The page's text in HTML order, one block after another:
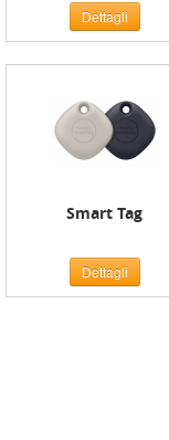
Dettagli
Smart Tag
Dettagli